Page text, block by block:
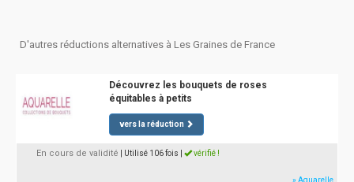
D'autres réductions alternatives à Les Graines de France
Découvrez les bouquets de roses
équitables à petits
vers la réduction
En cours de validité | Utilisé 106 fois vérifié !
» Aquarelle